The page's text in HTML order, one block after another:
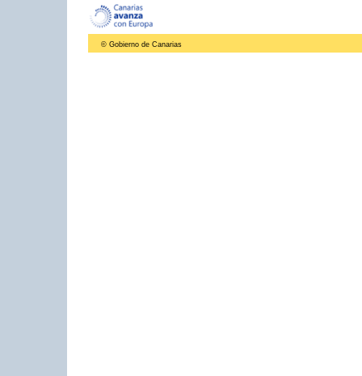
© Gobierno de Canarias